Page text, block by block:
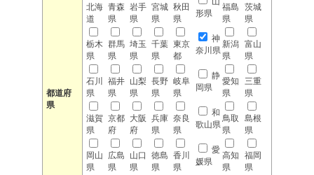
都道府
県
北海
道
青森
県
岩手
県
宮城
県
秋田
県
形県
福島
県
茨城
県
栃木
県
群馬
県
埼玉
県
千葉
県
東京
都
神
奈川県
新潟
県
富山
県
石川
県
福井
県
山梨
県
長野
県
岐阜
県
静
岡県
愛知
県
三重
県
滋賀
県
京都
府
大阪
府
兵庫
県
奈良
県
和
歌山県
鳥取
県
島根
県
岡山
県
広島
県
山口
県
徳島
県
香川
県
愛
媛県
高知
県
福岡
県